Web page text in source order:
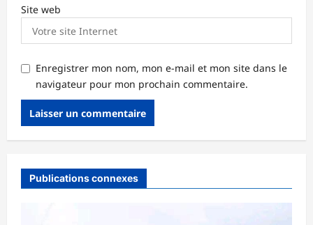
Site web
Enregistrer mon nom, mon e-mail et mon site dans le
navigateur pour mon prochain commentaire.
Publications connexes